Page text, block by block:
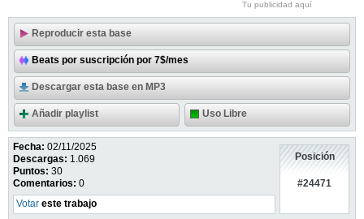
Tu publicidad aquí
Reproducir esta base
Beats por suscripción por 7$/mes
Descargar esta base en MP3
Añadir playlist Uso Libre
Fecha: 02/11/2025
Descargas: 1.069
Puntos: 30
Comentarios: 0
Votar este trabajo
Posición
#24471